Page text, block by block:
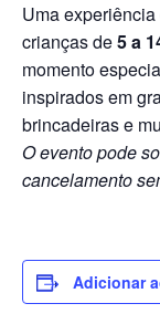
Uma
crianças de5 a
momento
inspirados em
brincadeiras e
O evento pode
cancelamento
Adicionar